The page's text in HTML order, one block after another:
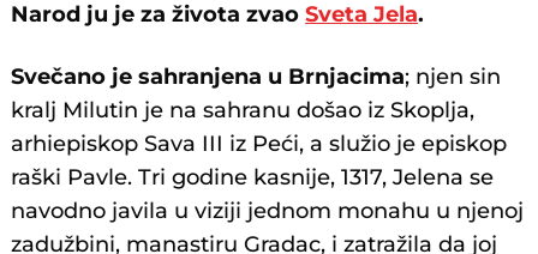
Narod ju je za života zvaoSveta Jela.
Svečano je sahranjena u Brnjacima; njen sin
kralj Milutin je na sahranu došao iz Skoplja,
arhiepiskop Sava III iz Peći, a služio je episkop
raški Pavle. Tri godine kasnije, 1317, Jelena se
navodno javila u viziji jednom monahu u njenoj
zadužbini, manastiru Gradac, i zatražila da joj